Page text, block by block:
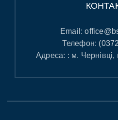
Email:
Телефон:
Адреса: : м. Чернівці,